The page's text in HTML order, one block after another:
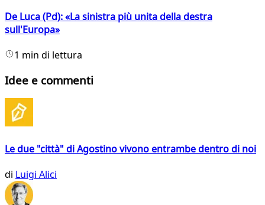
De Luca (Pd): «La sinistra più unita della destra
sull'Europa»
1 min di lettura
Idee e commenti
Le due "città" di Agostino vivono entrambe dentro di noi
di Luigi Alici